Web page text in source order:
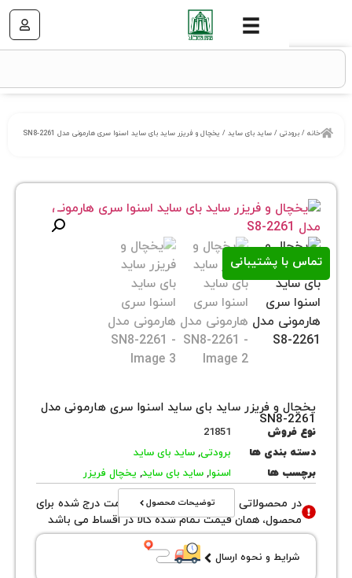
ساید بای ساید/ یخچال و فریزر ساید بای ساید اسنوا سری هارمونی مدل SN8-2261
پشتیبانی
و فریزر ساید بای ساید اسنوا سری هارمونی مدل
21851
ها
برودتی ,ساید بای ساید
اسنوا, ساید بای ساید ,یخچال فریزر
توضیحات محصول
محصولاتی با نوع فروش اقساطی قیمت درج شده برای
همان قیمت تمام شده کالا در اقساط می باشد
و نحوه ارسال